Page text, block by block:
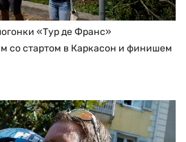
«Тур де Франс»
со стартом в Каркасон и финишем